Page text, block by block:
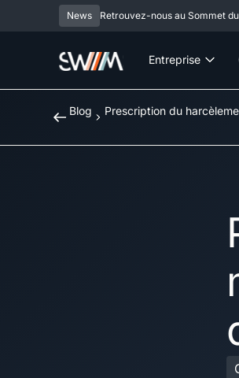
News Retrouvez-nous au Sommet
Entreprise
Blog Prescription du